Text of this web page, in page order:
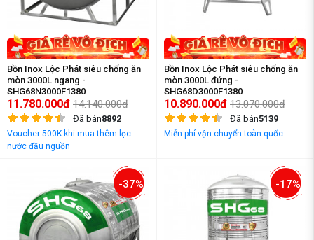
Bồn Inox Lộc Phát siêu chống ăn
mòn 3000L ngang -
SHG68N3000F1380
11.780.000đ 14.140.000đ
Đã bán8892
Voucher 500K khi mua thêm lọc
nước đầu nguồn
Bồn Inox Lộc Phát siêu chống ăn
mòn 3000L đứng -
SHG68D3000F1380
10.890.000đ 13.070.000đ
Đã bán5139
Miễn phí vận chuyển toàn quốc
-37% -17%